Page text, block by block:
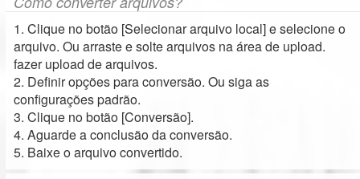
1. Clique no botão [Selecionar arquivo local] e selecione o
arquivo. Ou arraste e solte arquivos na área de upload.
fazer upload de arquivos.
2. Definir opções para conversão. Ou siga as
configurações padrão.
3. Clique no botão [Conversão].
4. Aguarde a conclusão da conversão.
5. Baixe o arquivo convertido.